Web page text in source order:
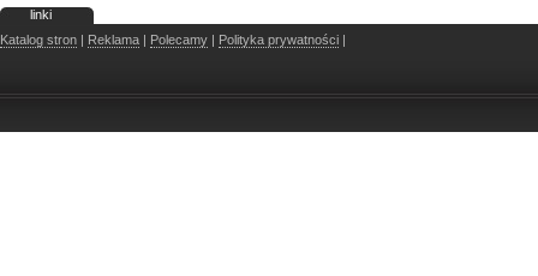
linki
Katalog stron | Reklama | Polecamy | Polityka prywatności |